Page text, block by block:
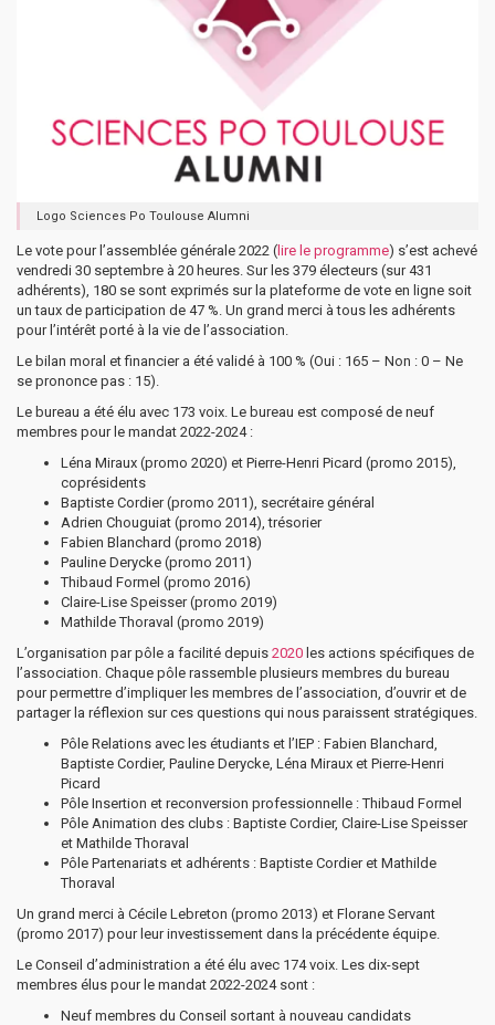
Logo Sciences Po Toulouse Alumni
Le vote pour l’assemblée générale 2022 ( lire le programme) s’est achevé
vendredi 30 septembre à 20 heures. Sur les 379 électeurs (sur 431
adhérents), 180 se sont exprimés sur la plateforme de vote en ligne soit
un taux de participation de 47 %. Un grand merci à tous les adhérents
pour l’intérêt porté à la vie de l’association.
Le bilan moral et financier a été validé à 100 % (Oui : 165 – Non : 0 – Ne
se prononce pas : 15).
Le bureau a été élu avec 173 voix. Le bureau est composé de neuf
membres pour le mandat 2022-2024 :
Léna Miraux (promo 2020) et Pierre-Henri Picard (promo 2015),
coprésidents
Baptiste Cordier (promo 2011), secrétaire général
Adrien Chouguiat (promo 2014), trésorier
Fabien Blanchard (promo 2018)
Pauline Derycke (promo 2011)
Thibaud Formel (promo 2016)
Claire-Lise Speisser (promo 2019)
Mathilde Thoraval (promo 2019)
L’organisation par pôle a facilité depuis 2020 les actions spécifiques de
l’association. Chaque pôle rassemble plusieurs membres du bureau
pour permettre d’impliquer les membres de l’association, d’ouvrir et de
partager la réflexion sur ces questions qui nous paraissent stratégiques.
Pôle Relations avec les étudiants et l’IEP : Fabien Blanchard,
Baptiste Cordier, Pauline Derycke, Léna Miraux et Pierre-Henri
Picard
Pôle Insertion et reconversion professionnelle : Thibaud Formel
Pôle Animation des clubs : Baptiste Cordier, Claire-Lise Speisser
et Mathilde Thoraval
Pôle Partenariats et adhérents : Baptiste Cordier et Mathilde
Thoraval
Un grand merci à Cécile Lebreton (promo 2013) et Florane Servant
(promo 2017) pour leur investissement dans la précédente équipe.
Le Conseil d’administration a été élu avec 174 voix. Les dix-sept
membres élus pour le mandat 2022-2024 sont :
Neuf membres du Conseil sortant à nouveau candidats